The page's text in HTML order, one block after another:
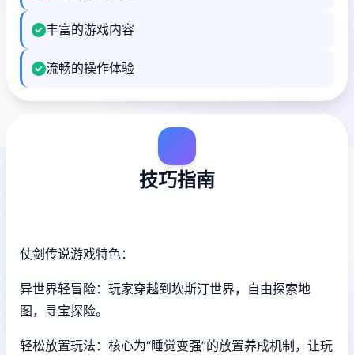
丰富的游戏内容
流畅的操作体验
技巧指南
仗剑传说游戏特色：
异世界轻冒险：玩家穿越到坎斯汀世界，自由探索地
图，寻宝探险。
轻松放置玩法：核心为“睡觉变强”的放置养成机制，让玩